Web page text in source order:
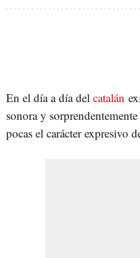
En el día a día del catalán
sonora y
pocas el carácter expresivo